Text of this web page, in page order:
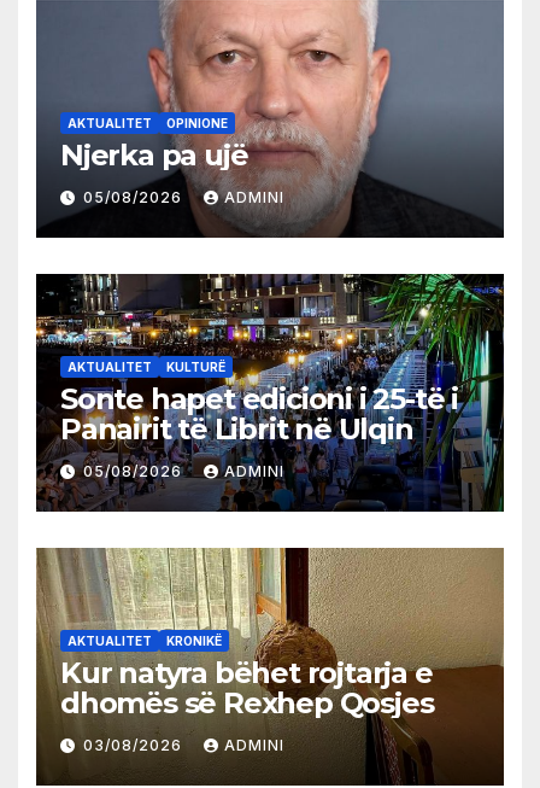
AKTUALITET OPINIONE
Njerka pa ujë
05/08/2026 ADMINI
AKTUALITET KULTURË
Sonte hapet edicioni i 25-të i
Panairit të Librit në Ulqin
05/08/2026 ADMINI
AKTUALITET KRONIKË
Kur natyra bëhet rojtarja e
dhomës së Rexhep Qosjes
03/08/2026 ADMINI